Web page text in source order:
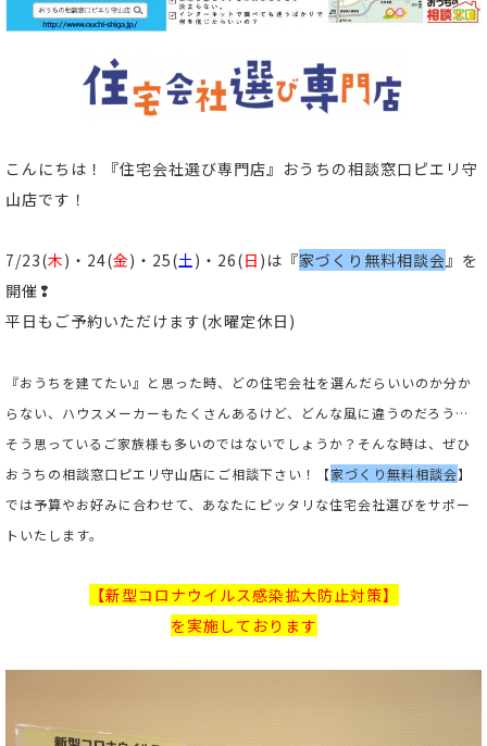
こんにちは！
『住宅会社選び専門店』おうちの相談窓口ピエリ守
山店です！
7/23(木)・24(金)・25(土)・26(日 )は『家づくり無料相談会』を
開催❢
平日もご予約いただけます(水曜定休日)
『おうちを建てたい』と思った時、どの住宅会社を選んだらいいのか分か
らない、ハウスメーカーもたくさんあるけど、どんな風に違うのだろう…
そう思っているご家族様も多いのではないでしょうか？そんな時は、ぜひ
おうちの相談窓口ピエリ守山店にご相談下さい！【家づくり無料相談会】
では予算やお好みに合わせて、あなたにピッタリな住宅会社選びをサポー
トいたします。
【新型コロナウイルス感染拡大防止対策】
を実施しております